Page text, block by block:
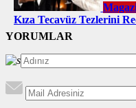
Kıza Tecavüz Tezlerini
YORUMLAR